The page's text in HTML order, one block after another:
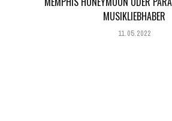
MUSIKLIEBHABER
11.05.2022